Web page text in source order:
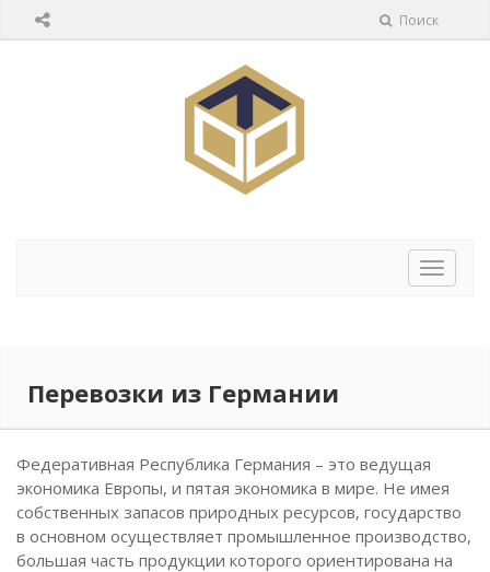
Поиск
Перевозки из Германии
Федеративная Республика Германия – это ведущая
экономика Европы, и пятая экономика в мире. Не имея
собственных запасов природных ресурсов, государство
в основном осуществляет промышленное производство,
большая часть продукции которого ориентирована на